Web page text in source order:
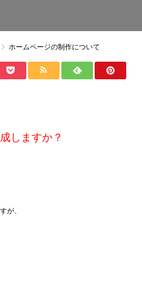
ホームページの制作について
しますか？
が、